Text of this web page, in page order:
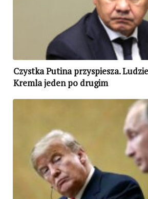
Czystka Putina przyspiesza.
Kremla jeden po drugim